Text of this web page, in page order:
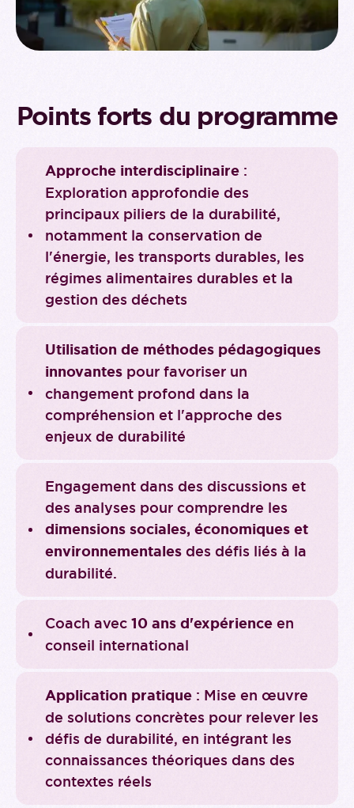
Points forts du programme
Approche interdisciplinaire :
Exploration approfondie des
principaux piliers de la durabilité,
notamment la conservation de
l'énergie, les transports durables, les
régimes alimentaires durables et la
gestion des déchets
Utilisation de méthodes pédagogiques
innovantes pour favoriser un
changement profond dans la
compréhension et l'approche des
enjeux de durabilité
Engagement dans des discussions et
des analyses pour comprendre les
dimensions sociales, économiques et
environnementales des défis liés à la
durabilité.
Coach avec 10 ans d'expérience en
conseil international
Application pratique : Mise en œuvre
de solutions concrètes pour relever les
défis de durabilité, en intégrant les
connaissances théoriques dans des
contextes réels